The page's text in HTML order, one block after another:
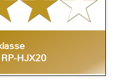
HJX20